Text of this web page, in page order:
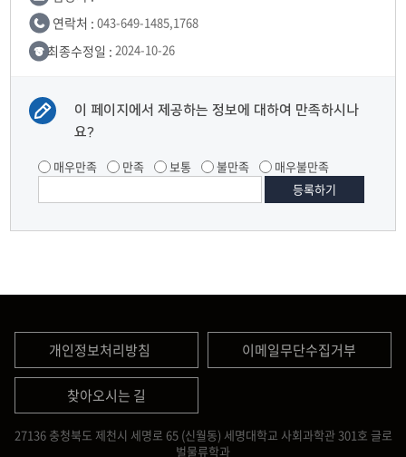
연락처 : 043-649-1485,1768
최종수정일 : 2024-10-26
이 페이지에서 제공하는 정보에 대하여 만족하시나
요?
매우만족 만족 보통 불만족 매우불만족
개인정보처리방침 이메일무단수집거부
찾아오시는 길
27136 충청북도 제천시 세명로 65 (신월동) 세명대학교 사회과학관 301호 글로
벌물류학과